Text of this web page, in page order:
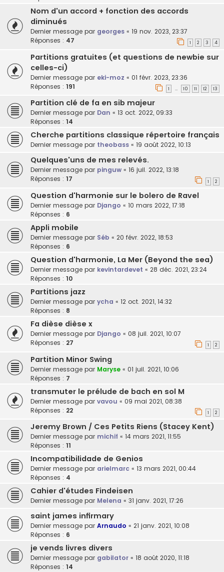
Nom d'un accord + fonction des accords
diminués
Dernier message par georges « 19 nov. 2023, 23:37
Réponses : 47 1 2 3 4
Partitions gratuites (et questions de newbie sur
celles-ci)
Dernier message par eki-moz « 01 févr. 2023, 23:36
Réponses : 191 1 … 10 11 12 13
Partition clé de fa en sib majeur
Dernier message par Dan « 13 oct. 2022, 09:33
Réponses : 14
Cherche partitions classique répertoire français
Dernier message par theobass « 19 août 2022, 10:13
Quelques'uns de mes relevés.
Dernier message par pinguw « 16 juil. 2022, 13:18
Réponses : 17 1 2
Question d'harmonie sur le bolero de Ravel
Dernier message par Django « 10 mars 2022, 17:18
Réponses : 6
Appli mobile
Dernier message par Séb « 20 févr. 2022, 18:53
Réponses : 6
Question d'harmonie, La Mer (Beyond the sea)
Dernier message par kevintardevet « 28 déc. 2021, 23:24
Réponses : 10
Partitions jazz
Dernier message par ycha « 12 oct. 2021, 14:32
Réponses : 8
Fa dièse dièse x
Dernier message par Django « 08 juil. 2021, 10:07
Réponses : 27 1 2
Partition Minor Swing
Dernier message par Maryse « 01 juil. 2021, 10:06
Réponses : 7
transmuter le prélude de bach en sol M
Dernier message par vavou « 09 mai 2021, 08:38
Réponses : 22 1 2
Jeremy Brown / Ces Petits Riens (Stacey Kent)
Dernier message par michif « 14 mars 2021, 11:55
Réponses : 11
Incompatibilidade de Genios
Dernier message par arielmarc « 13 mars 2021, 00:44
Réponses : 4
Cahier d'études Findeisen
Dernier message par Melena « 31 janv. 2021, 17:26
saint james infirmary
Dernier message par Arnaudo « 21 janv. 2021, 10:08
Réponses : 6
je vends livres divers
Dernier message par gabilator « 18 août 2020, 11:18
Réponses : 14